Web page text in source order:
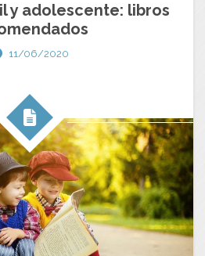
y adolescente: libros
11/06/2020